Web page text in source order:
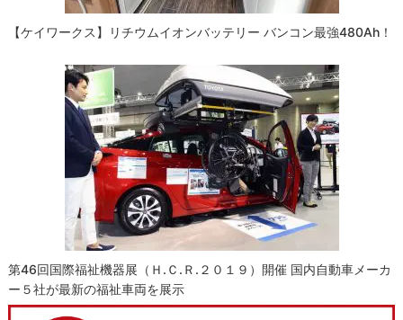
【ケイワークス】リチウムイオンバッテリー バンコン最強480Ah！
第46回国際福祉機器展（Ｈ.Ｃ.Ｒ.２０１９）開催 国内自動車メーカ
ー５社が最新の福祉車両を展示